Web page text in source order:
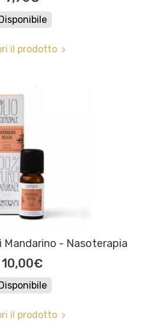
il prodotto
Mandarino - Nasoterapia
10,00€
il prodotto